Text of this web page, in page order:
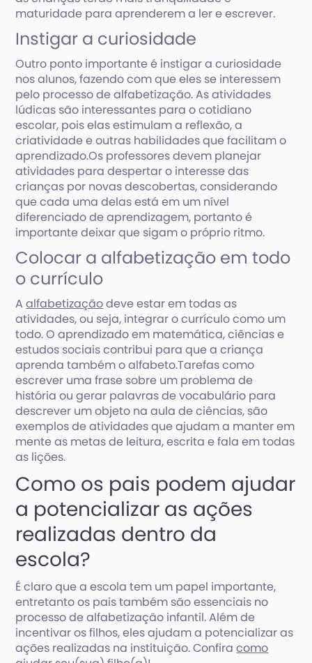
maturidade para aprenderem a ler e escrever.
Instigar a curiosidade
Outro ponto importante é instigar a curiosidade
nos alunos, fazendo com que eles se interessem
pelo processo de alfabetização. As atividades
lúdicas são interessantes para o cotidiano
escolar, pois elas estimulam a reflexão, a
criatividade e outras habilidades que facilitam o
aprendizado.Os professores devem planejar
atividades para despertar o interesse das
crianças por novas descobertas, considerando
que cada uma delas está em um nível
diferenciado de aprendizagem, portanto é
importante deixar que sigam o próprio ritmo.
Colocar a alfabetização em todo
o currículo
Aalfabetizaçãodeve estar em todas as
atividades, ou seja, integrar o currículo como um
todo. O aprendizado em matemática, ciências e
estudos sociais contribui para que a criança
aprenda também o alfabeto.Tarefas como
escrever uma frase sobre um problema de
história ou gerar palavras de vocabulário para
descrever um objeto na aula de ciências, são
exemplos de atividades que ajudam a manter em
mente as metas de leitura, escrita e fala em todas
as lições.
Como os pais podem ajudar
a potencializar as ações
realizadas dentro da
escola?
É claro que a escola tem um papel importante,
entretanto os pais também são essenciais no
processo de alfabetização infantil. Além de
incentivar os filhos, eles ajudam a potencializar as
ações realizadas na instituição. Confiracomo